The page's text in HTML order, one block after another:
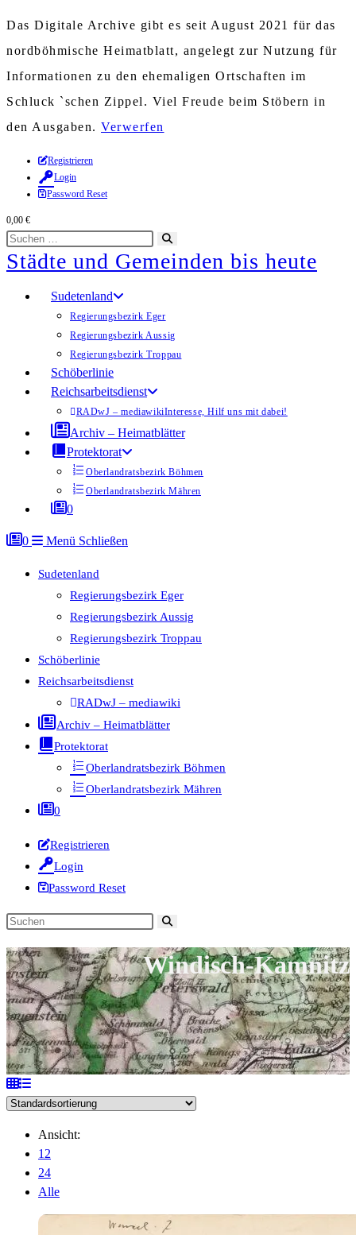
Das Digitale Archive gibt es seit August 2021 für das
nordböhmische Heimatblatt, angelegt zur Nutzung für
Informationen zu den ehemaligen Ortschaften im
Schluck `schen Zippel. Viel Freude beim Stöbern in
den Ausgaben. Verwerfen
Zum
Inhalt
springen
Registrieren
Login
Password Reset
0,00 €
Diese
Website
durchsuchen
starten
Städte und Gemeinden bis heute
Sudetenland
Regierungsbezirk Eger
Regierungsbezirk Aussig
Regierungsbezirk Troppau
Schöberlinie
Reichsarbeitsdienst
RADwJ – mediawikiInteresse, Hilf uns mit dabei!
Archiv – Heimatblätter
Protektorat
Oberlandratsbezirk Böhmen
Oberlandratsbezirk Mähren
0
0 Menü Schließen
Sudetenland
Regierungsbezirk Eger
Regierungsbezirk Aussig
Regierungsbezirk Troppau
Schöberlinie
Reichsarbeitsdienst
RADwJ – mediawiki
Archiv – Heimatblätter
Protektorat
Oberlandratsbezirk Böhmen
Oberlandratsbezirk Mähren
0
Registrieren
Login
Password Reset
Diese
durchsuchen
Windisch-Kamnitz
Ansicht:
12
24
Alle